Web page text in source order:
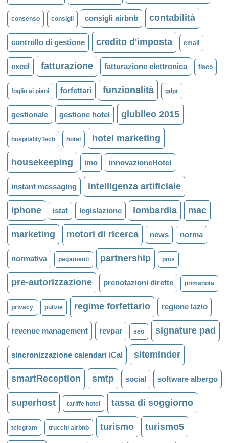
consenso consigli consigli airbnb contabilità
controllo di gestione credito d'imposta email
excel fatturazione fatturazione elettronica fisco
foglio ai piani forfettari funzionalità gdpr
gestionale gestione hotel giubileo 2015
hospitalityTech hotel hotel marketing
housekeeping imo innovazioneHotel
instant messaging intelligenza artificiale
iphone istat legislazione lombardia mac
marketing motori di ricerca news norma
normativa pagamenti partnership pms
pre-autorizzazione prenotazioni dirette primanota
privacy pulizie regime forfettario regione lazio
revenue management revpar seo signature pad
sincronizzazione calendari iCal siteminder
smartReception smtp social software albergo
superhost tariffe hotel tassa di soggiorno
telegram trucchi airbnb turismo turismo5